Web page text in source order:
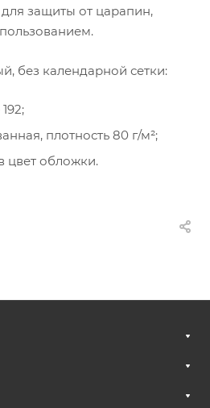
защиты от царапин,
без календарной сетки:
плотность 80 г/м²;
цвет обложки.